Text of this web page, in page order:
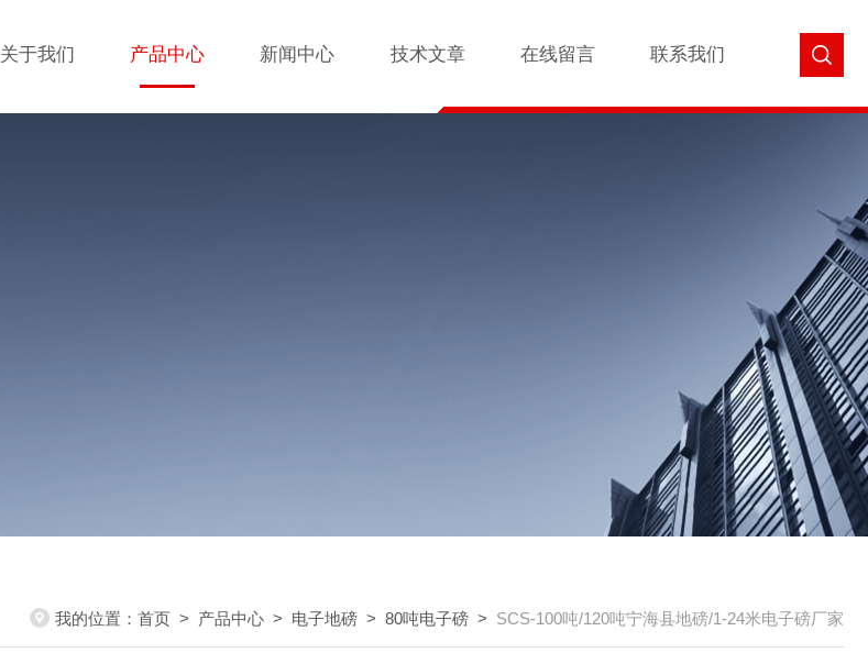
关于我们 产品中心 新闻中心 技术文章 在线留言 联系我们
我的位置： 首页 > 产品中心 > 电子地磅 > 80吨电子磅 > SCS-100吨/120吨宁海县地磅/1-24米电子磅厂家